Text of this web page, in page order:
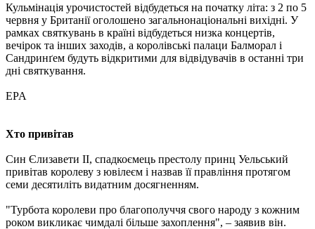
Кульмінація урочистостей відбудеться на початку літа: з 2 по 5
червня у Британії оголошено загальнонаціональні вихідні. У
рамках святкувань в країні відбудеться низка концертів,
вечірок та інших заходів, а королівські палаци Балморал і
Сандринґем будуть відкритими для відвідувачів в останні три
дні святкування.
EPA
Хто привітав
Син Єлизавети II, спадкоємець престолу принц Уельський
привітав королеву з ювілеєм і назвав її правління протягом
семи десятиліть видатним досягненням.
"Турбота королеви про благополуччя свого народу з кожним
роком викликає чимдалі більше захоплення", – заявив він.